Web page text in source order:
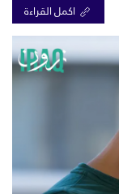
اكمل القراءة